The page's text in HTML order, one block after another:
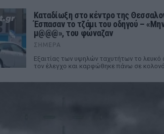
Καταδίωξη στο κέντρο της
Έσπασαν το τζάμι του οδηγού –
μ@@@», του φώναζαν
ΣΉΜΕΡΑ
Εξαιτίας των υψηλών ταχυτήτων το λευκό
τον έλεγχο και καρφώθηκε πάνω σε